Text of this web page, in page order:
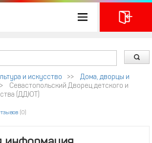
и искусство >>
Дома, дворцы и
Севастопольский Дворец детского и
(ДДЮТ)
(0)